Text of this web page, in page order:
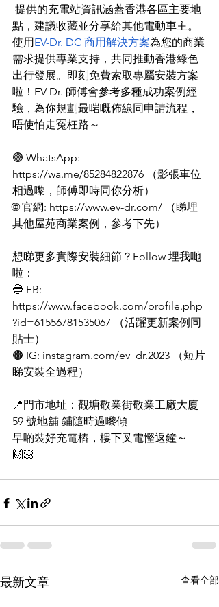
提供的充電站資訊涵蓋香港各區主要地
點，建議收藏並分享給其他電動車主。
使用 EV-Dr. DC 商用解決方案為您的商業
需求提供專業支持，共同推動香港綠色
出行發展。 即刻免費索取專屬安裝方案
啦！EV-Dr. 師傅會參考多種成功案例經
驗，為你規劃最啱嘅佈線同申請流程，
唔使怕走冤枉路～
🟢 WhatsApp:
https://wa.me/85284822876 （影張車位
相過嚟，師傅即時同你分析）
🌐 官網: https://www.ev-dr.com/ （睇埋
其他屋苑商業案例，參考下先）
想睇更多實際安裝細節？Follow 埋我哋
啦：
🔵 FB:
https://www.facebook.com/profile.php
?id=61556781535067 （活躍更新案例同
貼士）
🟤 IG: instagram.com/ev_dr.2023 （短片
睇安裝全過程）
📍門市地址：觀塘敬業街敬業工廠大廈
59 號地舖 鋪隨時過嚟傾
早啲裝好充電樁，樓下叉電慳返鐘～
🙌🏻
最新文章 查看全部